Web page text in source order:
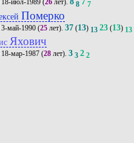
18-июл-1989(26лет). 8
7
Померко
3-май-1990(25лет). 37(13) 13 23(13) 13
Яхович
18-мар-1987(28лет). 3 3 2 2